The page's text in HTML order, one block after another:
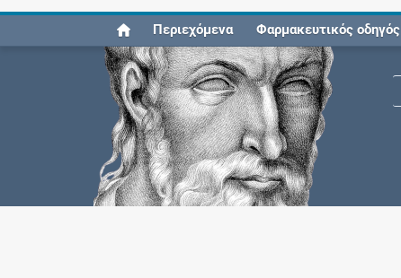
Περιεχόμενα Φαρμακευτικός οδηγός